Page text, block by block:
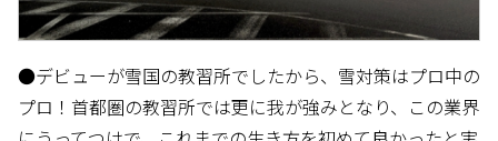
●デビューが雪国の教習所でしたから、雪対策はプロ中の
プロ！首都圏の教習所では更に我が強みとなり、この業界